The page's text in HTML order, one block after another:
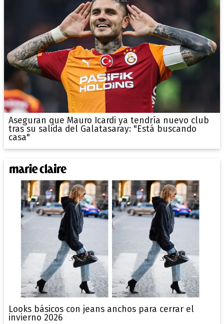
Aseguran que Mauro Icardi ya tendría nuevo club
tras su salida del Galatasaray: "Está buscando
casa"
Looks básicos con jeans anchos para cerrar el
invierno 2026